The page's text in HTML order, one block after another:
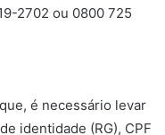
2702 ou 0800 725
é necessário levar
identidade (RG), CPF